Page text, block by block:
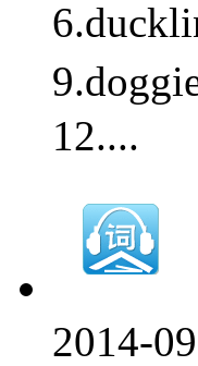
12....
2014-